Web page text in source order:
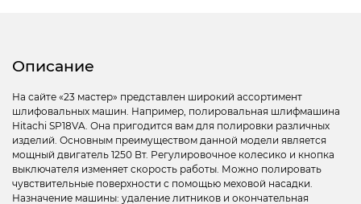
Описание
На сайте «23 мастер» представлен широкий ассортимент
шлифовальных машин. Например, полировальная шлифмашина
Hitachi SP18VA. Она пригодится вам для полировки различных
изделий. Основным преимуществом данной модели является
мощный двигатель 1250 Вт. Регулировочное колесико и кнопка
выключателя изменяет скорость работы. Можно полировать
чувствительные поверхности с помощью меховой насадки.
Назначение машины: удаление литников и окончательная